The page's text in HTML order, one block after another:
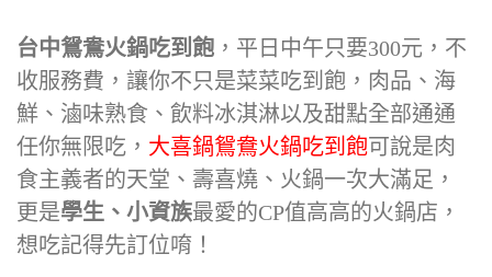
台中鴛鴦火鍋吃到飽 ，平日中午只要300元，不
收服務費，讓你不只是菜菜吃到飽，肉品、海
鮮、滷味熟食、飲料冰淇淋以及甜點全部通通
任你無限吃， 大喜鍋鴛鴦火鍋吃到飽可說是肉
食主義者的天堂、壽喜燒、火鍋一次大滿足，
更是學生、小資族最愛的CP值高高的火鍋店，
想吃記得先訂位唷！